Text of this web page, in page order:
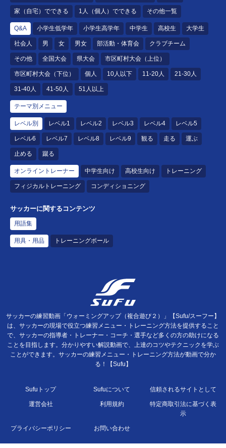
家（自宅）でできる 1人（個人）でできる その他一覧
Q&A 小学生低学年 小学生高学年 中学生 高校生 大学生
社会人 男 女 男女 部活動・体育会 クラブチーム
その他 全国大会 県大会 市区町村大会（上位）
市区町村大会（下位） 個人 10人以下 11-20人 21-30人
31-40人 41-50人 51人以上
テーマ別メニュー
レベル別 レベル1 レベル2 レベル3 レベル4 レベル5
レベル6 レベル7 レベル8 レベル9 観る 走る 運ぶ
止める 蹴る
オンライントレーナー 中学生向け 高校生向け トレーニング
フィジカルトレーニング コンディショニング
サッカーに関するコンテンツ
用語集
用具・用品 トレーニングボール
サッカーの練習動画「ウォーミングアップ（複合遊び２）」【Sufu/スーフー】
は、サッカーの現場で役立つ練習メニュー・トレーニング方法を提供すること
で、サッカーの指導者・トレーナー・コーチ・選手など多くの方の助けになる
ことを目指します。分かりやすい解説動画で、上達のコツやテクニックを学ぶ
ことができます。サッカーの練習メニュー・トレーニング方法が動画で分か
る！【Sufu】
Sufuトップ Sufuについて 信頼されるサイトとして
運営会社 利用規約
特定商取引法に基づく表
示
プライバシーポリシー お問い合わせ